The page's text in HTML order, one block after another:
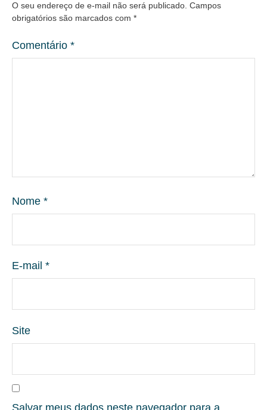
O seu endereço de e-mail não será publicado. Campos
obrigatórios são marcados com *
Comentário *
Nome *
E-mail *
Site